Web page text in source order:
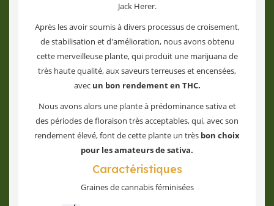
Jack Herer.
Après les avoir soumis à divers processus de croisement,
de stabilisation et d'amélioration, nous avons obtenu
cette merveilleuse plante, qui produit une marijuana de
très haute qualité, aux saveurs terreuses et encensées,
avec un bon rendement en THC.
Nous avons alors une plante à prédominance sativa et
des périodes de floraison très acceptables, qui, avec son
rendement élevé, font de cette plante un très bon choix
pour les amateurs de sativa.
Caractéristiques
Graines de cannabis féminisées